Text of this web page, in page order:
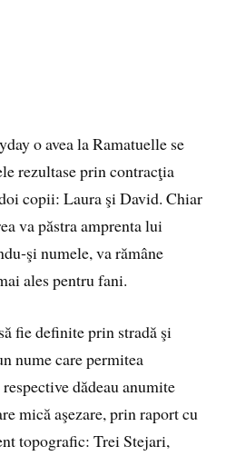
o avea la Ramatuelle se
rezultase prin contracţia
copii: Laura şi David. Chiar
va păstra amprenta lui
numele, va rămâne
ales pentru fani.
fie definite prin stradă şi
nume care permitea
dădeau anumite
mică aşezare, prin raport cu
topografic: Trei Stejari,